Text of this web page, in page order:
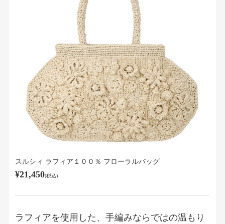
スルシィ ラフィア１００％ フローラルバッグ
¥21,450(税込)
ラフィアを使用した、手編みならではの温もり